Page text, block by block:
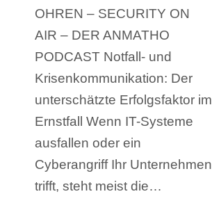
OHREN – SECURITY ON
AIR – DER ANMATHO
PODCAST Notfall- und
Krisenkommunikation: Der
unterschätzte Erfolgsfaktor im
Ernstfall Wenn IT-Systeme
ausfallen oder ein
Cyberangriff Ihr Unternehmen
trifft, steht meist die…